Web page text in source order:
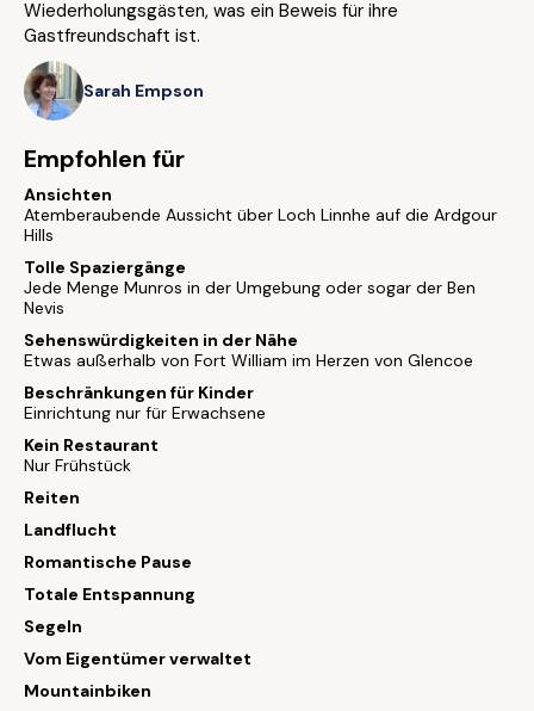
Wiederholungsgästen, was ein Beweis für ihre
Gastfreundschaft ist.
Sarah Empson
Empfohlen für
Ansichten
Atemberaubende Aussicht über Loch Linnhe auf die Ardgour
Hills
Tolle Spaziergänge
Jede Menge Munros in der Umgebung oder sogar der Ben
Nevis
Sehenswürdigkeiten in der Nähe
Etwas außerhalb von Fort William im Herzen von Glencoe
Beschränkungen für Kinder
Einrichtung nur für Erwachsene
Kein Restaurant
Nur Frühstück
Reiten
Landflucht
Romantische Pause
Totale Entspannung
Segeln
Vom Eigentümer verwaltet
Mountainbiken